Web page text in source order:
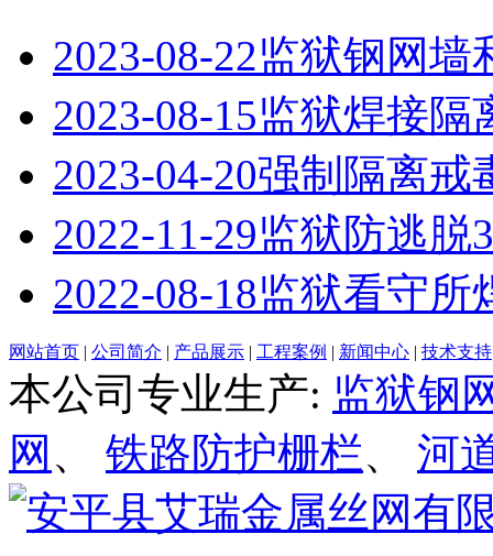
2023-08-22监狱钢网墙
2023-08-15监狱焊接隔
2023-04-20强制隔离戒
2022-11-29监狱防逃脱
2022-08-18监狱看守所
网站首页 | 公司简介 | 产品展示 | 工程案例 | 新闻中心 | 技术支持
本公司专业生产: 监狱钢
网 、 铁路防护栅栏、 河